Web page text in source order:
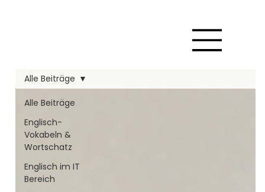
Alle Beiträge
Englisch-
Vokabeln &
Wortschatz
Englisch im IT
Bereich
Alle Beiträge